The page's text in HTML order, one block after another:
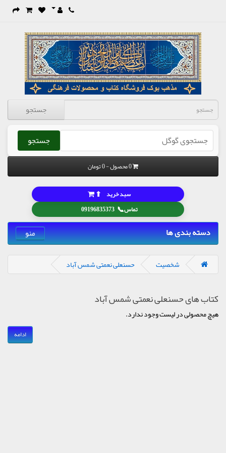
جستجو
جستجو
0 محصول - 0 تومان
تماس📞
09196835373
سبد خرید ⬆
دسته بندی ها منو
شخصیت حسنعلی نعمتی شمس آباد
کتاب های حسنعلی نعمتی شمس آباد
هیچ محصولی در لیست وجود ندارد.
ادامه